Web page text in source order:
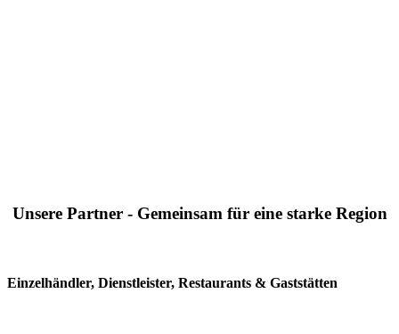
Unsere Partner - Gemeinsam für eine starke Region
Einzelhändler, Dienstleister, Restaurants & Gaststätten